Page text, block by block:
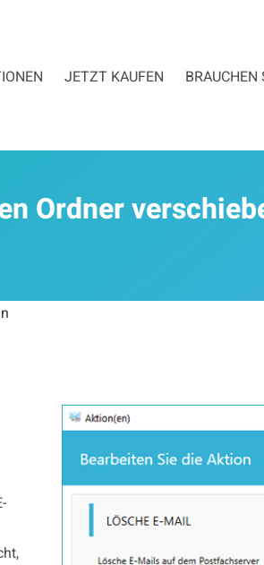
JETZT KAUFEN BRAUCHEN
Ordner